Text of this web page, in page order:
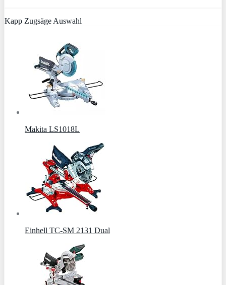
Kapp Zugsäge Auswahl
Makita LS1018L
Einhell TC-SM 2131 Dual